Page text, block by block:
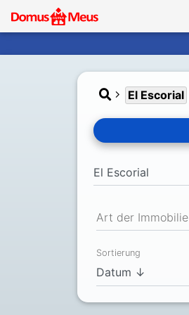
El Escorial
Art der Immobilie
Sortierung